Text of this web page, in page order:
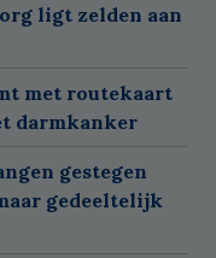
ligt zelden aan
met routekaart
darmkanker
gestegen
gedeeltelijk